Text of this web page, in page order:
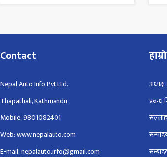
Contact
Nepal Auto Info Pvt Ltd.
Thapathali, Kathmandu
Mobile: 9801082401
Web: www.nepalauto.com
E-mail: nepalauto.info@gmail.com
अध्यक्ष
प्रबन्ध